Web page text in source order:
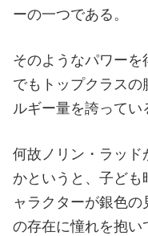
ーの一つである。
そのようなパワー
でもトップクラスの
ルギー量を誇ってい
何故ノリン・ラッ
かというと、子ども
ャラクターが銀色
の存在に憧れを抱い